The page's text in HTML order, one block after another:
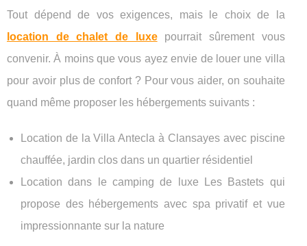
Tout dépend de vos exigences, mais le choix de la
location de chalet de luxepourrait sûrement vous
convenir. À moins que vous ayez envie de louer une villa
pour avoir plus de confort ? Pour vous aider, on souhaite
quand même proposer les hébergements suivants :
Location de la Villa Antecla à Clansayes avec piscine
chauffée, jardin clos dans un quartier résidentiel
Location dans le camping de luxe Les Bastets qui
propose des hébergements avec spa privatif et vue
impressionnante sur la nature